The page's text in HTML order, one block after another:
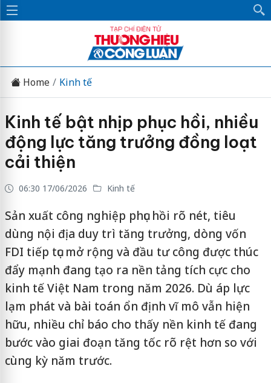
Home Kinh tế
Kinh tế bật nhịp phục hồi, nhiều
động lực tăng trưởng đồng loạt
cải thiện
06:30 17/06/2026 Kinh tế
Sản xuất công nghiệp phục hồi rõ nét, tiêu
dùng nội địa duy trì tăng trưởng, dòng vốn
FDI tiếp tục mở rộng và đầu tư công được thúc
đẩy mạnh đang tạo ra nền tảng tích cực cho
kinh tế Việt Nam trong năm 2026. Dù áp lực
lạm phát và bài toán ổn định vĩ mô vẫn hiện
hữu, nhiều chỉ báo cho thấy nền kinh tế đang
bước vào giai đoạn tăng tốc rõ rệt hơn so với
cùng kỳ năm trước.